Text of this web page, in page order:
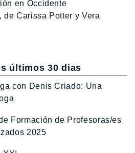
en Occidente
de Carissa Potter y Vera
últimos 30 dias
con Denis Criado: Una
Formación de Profesoras/es
2025